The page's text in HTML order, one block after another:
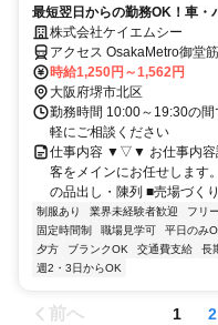
最短翌日からの勤務OK！車
株式会社ケイエムシー
アクセス OsakaMetro御堂
中百舌鳥北出口徒歩約19分
徒歩約23分 新金岡駅より
8分 ★車・バイク通勤OK
時給1,250円～1,562円
大阪府堺市北区
勤務時間 10:00～19:30の
軽にご相談ください
仕事内容 ▼▽▼ お仕事内
客をメインにお任せします
の品出し・陳列 ■売場づく
制服あり 業界未経験者歓迎 フリ
固定時間制
職場見学可 平日のみ
夕方
ブランクOK 交通費支給 長
週2・3日からOK
前へ 1 2